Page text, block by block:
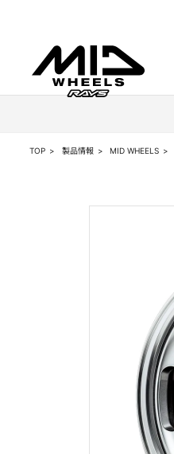
製品情報
TOP 製品情報 MID WHEELS